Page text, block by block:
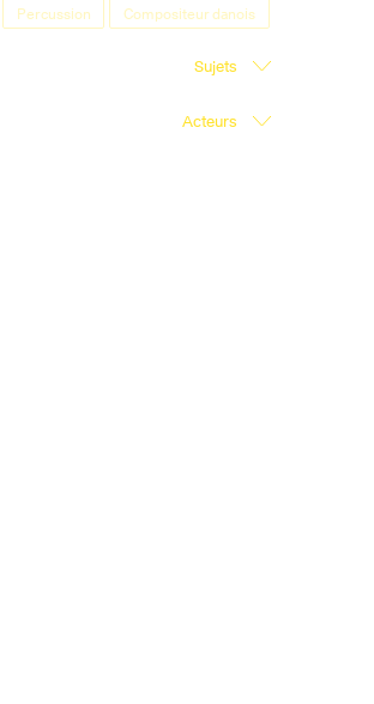
Percussion Compositeur danois
Sujets
Acteurs